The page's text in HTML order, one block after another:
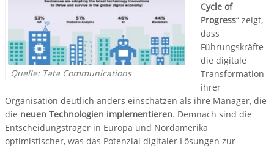
Quelle: Tata Communications
Cycle of
Progress“ zeigt,
dass
Führungskräfte
die digitale
Transformation
ihrer
Organisation deutlich anders einschätzen als ihre Manager, die
die neuen Technologien implementieren. Demnach sind die
Entscheidungsträger in Europa und Nordamerika
optimistischer, was das Potenzial digitaler Lösungen zur